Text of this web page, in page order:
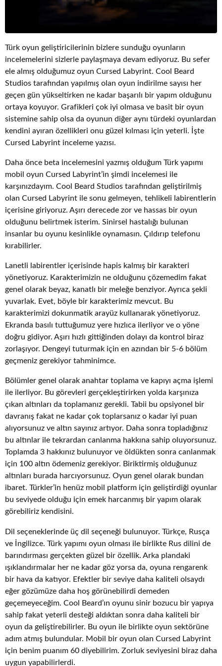
Türk oyun geliştiricilerinin bizlere sunduğu oyunların
incelemelerini sizlerle paylaşmaya devam ediyoruz. Bu sefer
ele almış olduğumuz oyun Cursed Labyrint. Cool Beard
Studios tarafından yapılmış olan oyun indirilme sayısı her
geçen gün yükseltirken ne kadar başarılı bir yapım olduğunu
ortaya koyuyor. Grafikleri çok iyi olmasa ve basit bir oyun
sistemine sahip olsa da oyunun diğer aynı türdeki oyunlardan
kendini ayıran özellikleri onu güzel kılması için yeterli. İşte
Cursed Labyrint inceleme yazısı.
Daha önce beta incelemesini yazmış olduğum Türk yapımı
mobil oyun Cursed Labyrint’in şimdi incelemesi ile
karşınızdayım. Cool Beard Studios tarafından geliştirilmiş
olan Cursed Labyrint ile sonu gelmeyen, tehlikeli labirentlerin
içerisine giriyoruz. Aşırı derecede zor ve hassas bir oyun
olduğunu belirtmek isterim. Sinirsel hastalığı bulunan
insanlar bu oyunu kesinlikle oynamasın. Çıldırıp telefonu
kırabilirler.
Lanetli labirentler içerisinde hapis kalmış bir karakteri
yönetiyoruz. Karakterimizin ne olduğunu çözemedim fakat
genel olarak beyaz, kanatlı bir meleğe benziyor. Ayrıca şekli
yuvarlak. Evet, böyle bir karakterimiz mevcut. Bu
karakterimizi dokunmatik arayüz kullanarak yönetiyoruz.
Ekranda basılı tuttuğumuz yere hızlıca ilerliyor ve o yöne
doğru gidiyor. Aşırı hızlı gittiğinden dolayı da kontrol biraz
zorlaşıyor. Dengeyi tuturmak için en azından bir 5-6 bölüm
geçmeniz gerekiyor tahminimce.
Bölümler genel olarak anahtar toplama ve kapıyı açma işlemi
ile ilerliyor. Bu görevleri gerçekleştirirken yolda karşınıza
çıkan altınları da toplamanız gerekli. Tabii bu opsiyonel bir
davranış fakat ne kadar çok toplarsanız o kadar iyi puan
alıyorsunuz ve altın sayınız artıyor. Daha sonra topladığınız
bu altınlar ile tekrardan canlanma hakkına sahip oluyorsunuz.
Toplamda 3 hakkınız bulunuyor ve öldükten sonra canlanmak
için 100 altın ödemeniz gerekiyor. Biriktirmiş olduğunuz
altınları burada harcıyorsunuz. Oyun genel olarak bundan
ibaret. Türkler’in henüz mobil platform için geliştirdiği oyunlar
bu seviyede olduğu için emek harcanmış bir yapım olarak
görebiliriz kendisini.
Dil seçeneklerinde üç dil seçeneği bulunuyor. Türkçe, Rusça
ve İngilizce. Türk yapımı oyun olması ile birlikte Rus dilini de
barındırması gerçekten güzel bir özellik. Arka plandaki
ışıklandırmalar her ne kadar göz yorsa da, oyuna rengarenk
bir hava da katıyor. Efektler bir seviye daha kaliteli olsaydı
eğer gözümüze daha hoş görünebilirdi demeden
geçemeyeceğim. Cool Beard’ın oyunu sinir bozucu bir yapıya
sahip fakat yeterli desteği aldıktan sonra daha kaliteli bir
oyun da geliştirebilirler. Bu oyun ile birlikte oyun sektörüne
adım atmış bulundular. Mobil bir oyun olan Cursed Labyrint
için benim puanım 60 diyebilirim. Zorluk seviyesini biraz daha
uygun yapabilirlerdi.